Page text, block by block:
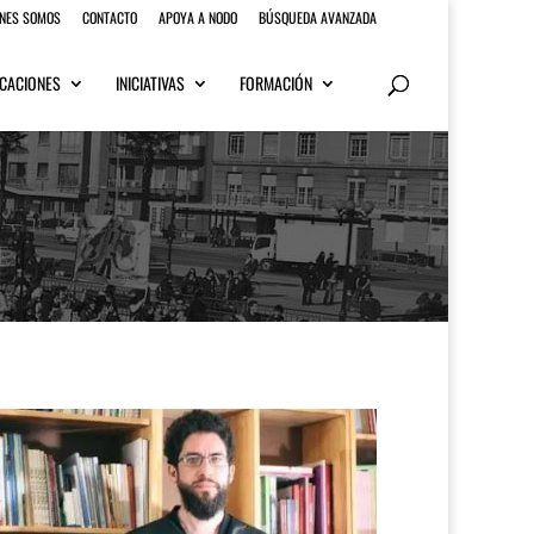
SOMOS CONTACTO APOYA A NODO BÚSQUEDA AVANZADA
INICIATIVAS FORMACIÓN